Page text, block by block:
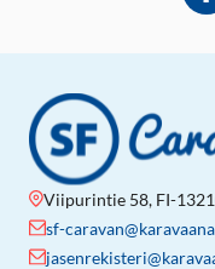
Viipurintie 58, FI-
sf-